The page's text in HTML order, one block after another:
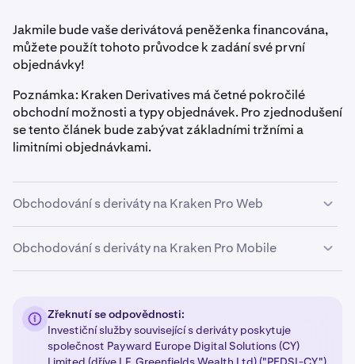
Jakmile bude vaše derivátová peněženka financována,
můžete použít tohoto průvodce k zadání své první
objednávky!
Poznámka: Kraken Derivatives má četné pokročilé
obchodní možnosti a typy objednávek. Pro zjednodušení
se tento článek bude zabývat základními tržními a
limitními objednávkami.
Obchodování s deriváty na Kraken Pro Web
1
Vyberte derivátový kontrakt
kontraktu nebo ETH perpetual kontraktu. Jakmile
budete vědět, které kontrakty budete obchodovat,
můžete je vybrat z výběru trhu v levém horním rohu.
Obchodování s deriváty na Kraken Pro Mobile
Nejprve budete muset vědět, jaký kontrakt byste
chtěli obchodovat, například nákup BTC perpetual
Zřeknutí se odpovědnosti:
Investiční služby související s deriváty poskytuje
společnost Payward Europe Digital Solutions (CY)